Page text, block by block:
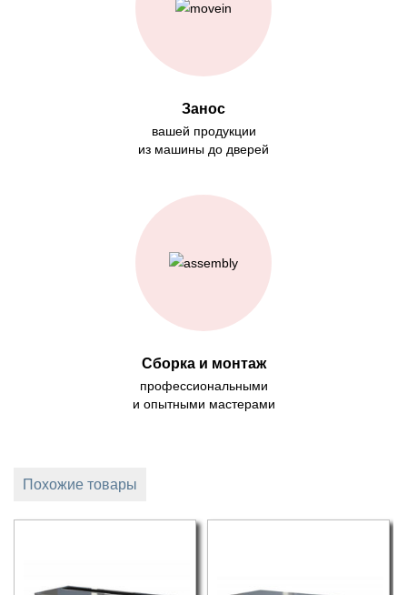
Занос
вашей продукции
из машины до дверей
Сборка и монтаж
профессиональными
и опытными мастерами
Похожие товары